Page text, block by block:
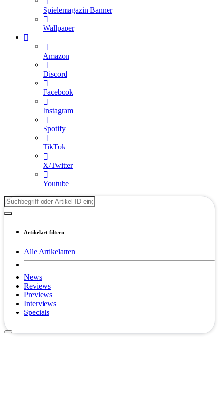
Spielemagazin Banner
Wallpaper
Amazon
Discord
Facebook
Instagram
Spotify
TikTok
X/Twitter
Youtube
Artikelart filtern
Alle Artikelarten
News
Reviews
Previews
Interviews
Specials